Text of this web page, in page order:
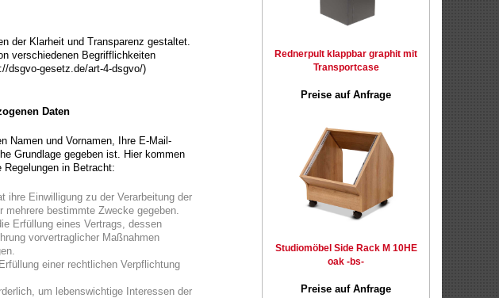
der Klarheit und Transparenz gestaltet.
verschiedenen Begrifflichkeiten
dsgvo-gesetz.de/art-4-dsgvo/)
Daten
Namen und Vornamen, Ihre E-Mail-
Grundlage gegeben ist. Hier kommen
Regelungen in Betracht:
Einwilligung zu der Verarbeitung der
mehrere bestimmte Zwecke gegeben.
Erfüllung eines Vertrags, dessen
vorvertraglicher Maßnahmen
einer rechtlichen Verpflichtung
um lebenswichtige Interessen der
Rednerpult klappbar graphit mit
Transportcase
Preise auf Anfrage
Studiomöbel Side Rack M 10HE
oak -bs-
Preise auf Anfrage